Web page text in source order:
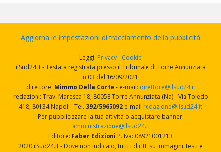
Aggiorna le impostazioni di tracciamento della pubblicità
Leggi: Privacy- Cookie
ilSud24.it - Testata registrata presso il Tribunale di Torre Annunziata
n.03 del 16/09/2021
direttore: Mimmo Della Corte - e-mail: direttore@ilsud24.it
redazioni: Trav. Maresca 18, 80058 Torre Annunziata (Na) - Via Toledo
418, 80134 Napoli - Tel. 392/5965092 e-mail redazione@ilsud24.it
Per pubblicizzare la tua attività o acquistare banner:
amministrazione@ilsud24.it
Editore: Faber Edizioni P. Iva: 08921001213
2020 ilSud24.it - Dove non indicato, tutti i diritti su immagini, testi e